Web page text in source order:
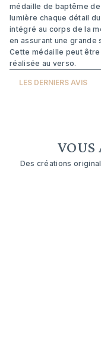
médaille de baptême
lumière chaque détail
intégré au corps de la
en assurant une grande
Cette médaille peut
réalisée au verso.
LES DERNIERS AVIS
VOUS
Des créations